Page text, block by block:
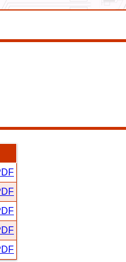
国芦原線
いわき）